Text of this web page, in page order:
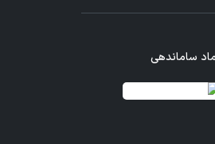
ساماندهی